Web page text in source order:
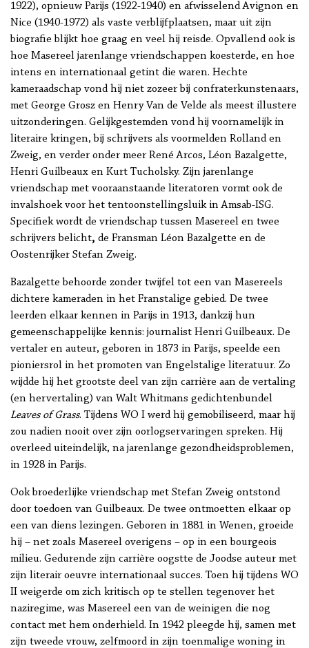
1922), opnieuw Parijs (1922-1940) en afwisselend Avignon en
Nice (1940-1972) als vaste verblijfplaatsen, maar uit zijn
biografie blijkt hoe graag en veel hij reisde. Opvallend ook is
hoe Masereel jarenlange vriendschappen koesterde, en hoe
intens en internationaal getint die waren. Hechte
kameraadschap vond hij niet zozeer bij confraterkunstenaars,
met George Grosz en Henry Van de Velde als meest illustere
uitzonderingen. Gelijkgestemden vond hij voornamelijk in
literaire kringen, bij schrijvers als voormelden Rolland en
Zweig, en verder onder meer René Arcos, Léon Bazalgette,
Henri Guilbeaux en Kurt Tucholsky. Zijn jarenlange
vriendschap met vooraanstaande literatoren vormt ook de
invalshoek voor het tentoonstellingsluik in Amsab-ISG.
Specifiek wordt de vriendschap tussen Masereel en twee
schrijvers belicht, de Fransman Léon Bazalgette en de
Oostenrijker Stefan Zweig.
Bazalgette behoorde zonder twijfel tot een van Masereels
dichtere kameraden in het Franstalige gebied. De twee
leerden elkaar kennen in Parijs in 1913, dankzij hun
gemeenschappelijke kennis: journalist Henri Guilbeaux. De
vertaler en auteur, geboren in 1873 in Parijs, speelde een
pioniersrol in het promoten van Engelstalige literatuur. Zo
wijdde hij het grootste deel van zijn carrière aan de vertaling
(en hervertaling) van Walt Whitmans gedichtenbundel
Leaves of Grass. Tijdens WO I werd hij gemobiliseerd, maar hij
zou nadien nooit over zijn oorlogservaringen spreken. Hij
overleed uiteindelijk, na jarenlange gezondheidsproblemen,
in 1928 in Parijs.
Ook broederlijke vriendschap met Stefan Zweig ontstond
door toedoen van Guilbeaux. De twee ontmoetten elkaar op
een van diens lezingen. Geboren in 1881 in Wenen, groeide
hij – net zoals Masereel overigens – op in een bourgeois
milieu. Gedurende zijn carrière oogstte de Joodse auteur met
zijn literair oeuvre internationaal succes. Toen hij tijdens WO
II weigerde om zich kritisch op te stellen tegenover het
naziregime, was Masereel een van de weinigen die nog
contact met hem onderhield. In 1942 pleegde hij, samen met
zijn tweede vrouw, zelfmoord in zijn toenmalige woning in